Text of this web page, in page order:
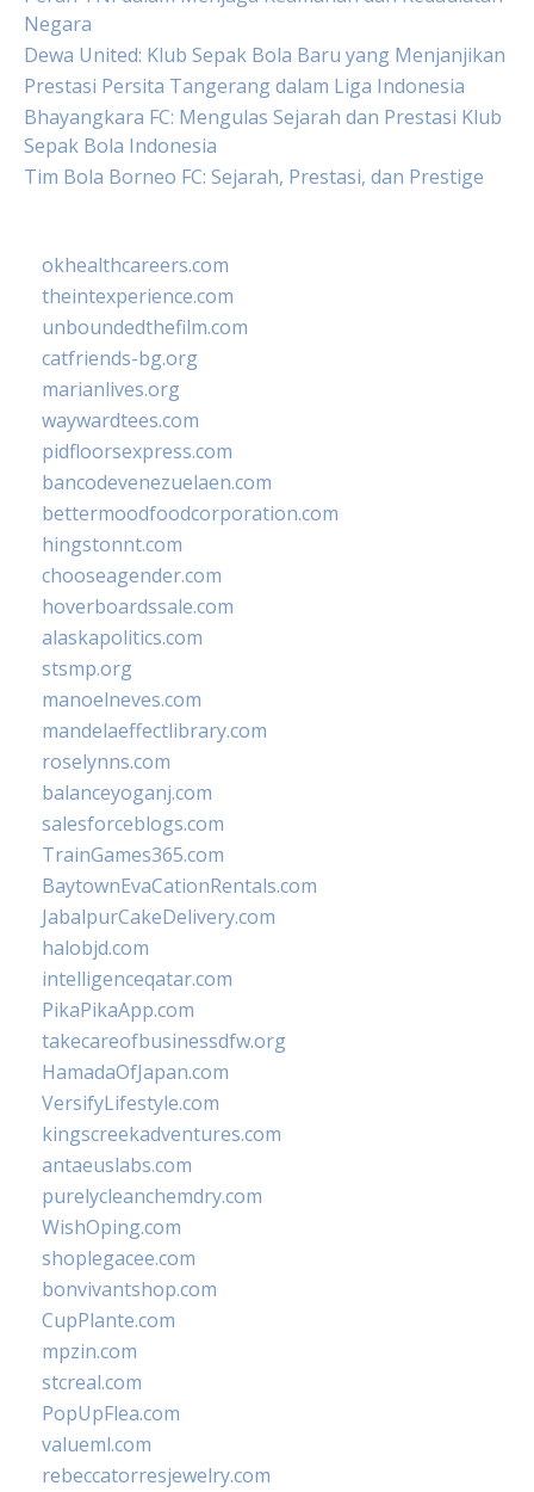
Negara
Dewa United: Klub Sepak Bola Baru yang Menjanjikan
Prestasi Persita Tangerang dalam Liga Indonesia
Bhayangkara FC: Mengulas Sejarah dan Prestasi Klub
Sepak Bola Indonesia
Tim Bola Borneo FC: Sejarah, Prestasi, dan Prestige
okhealthcareers.com
theintexperience.com
unboundedthefilm.com
catfriends-bg.org
marianlives.org
waywardtees.com
pidfloorsexpress.com
bancodevenezuelaen.com
bettermoodfoodcorporation.com
hingstonnt.com
chooseagender.com
hoverboardssale.com
alaskapolitics.com
stsmp.org
manoelneves.com
mandelaeffectlibrary.com
roselynns.com
balanceyoganj.com
salesforceblogs.com
TrainGames365.com
BaytownEvaCationRentals.com
JabalpurCakeDelivery.com
halobjd.com
intelligenceqatar.com
PikaPikaApp.com
takecareofbusinessdfw.org
HamadaOfJapan.com
VersifyLifestyle.com
kingscreekadventures.com
antaeuslabs.com
purelycleanchemdry.com
WishOping.com
shoplegacee.com
bonvivantshop.com
CupPlante.com
mpzin.com
stcreal.com
PopUpFlea.com
valueml.com
rebeccatorresjewelry.com